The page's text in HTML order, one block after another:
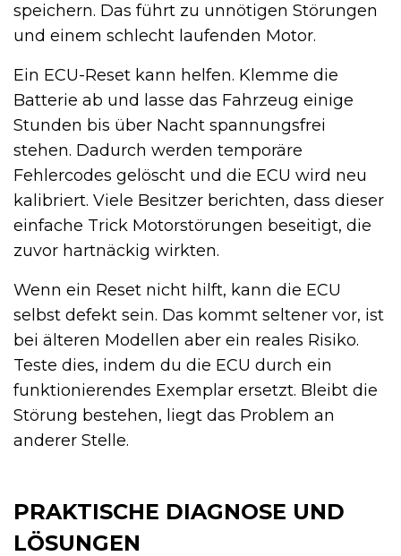
speichern. Das führt zu unnötigen Störungen
und einem schlecht laufenden Motor.
Ein ECU-Reset kann helfen. Klemme die
Batterie ab und lasse das Fahrzeug einige
Stunden bis über Nacht spannungsfrei
stehen. Dadurch werden temporäre
Fehlercodes gelöscht und die ECU wird neu
kalibriert. Viele Besitzer berichten, dass dieser
einfache Trick Motorstörungen beseitigt, die
zuvor hartnäckig wirkten.
Wenn ein Reset nicht hilft, kann die ECU
selbst defekt sein. Das kommt seltener vor, ist
bei älteren Modellen aber ein reales Risiko.
Teste dies, indem du die ECU durch ein
funktionierendes Exemplar ersetzt. Bleibt die
Störung bestehen, liegt das Problem an
anderer Stelle.
PRAKTISCHE DIAGNOSE UND
LÖSUNGEN